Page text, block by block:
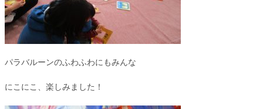
パラバルーンのふわふわにもみんな
にこにこ、楽しみました！